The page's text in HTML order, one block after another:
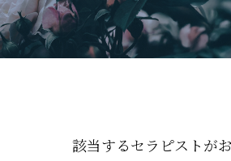
該当するセラピストが